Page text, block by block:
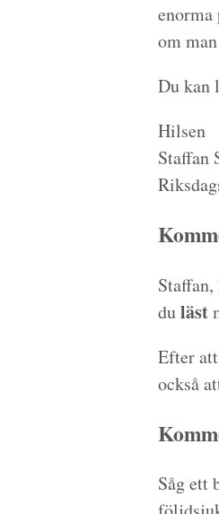
om
Du kan
Hilsen
Staffan
duläst
Efter
också
Såg ett